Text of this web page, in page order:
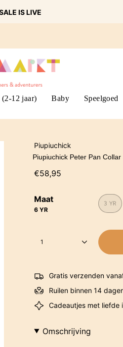
IS LIVE
(2-12 jaar) Baby Speelgoed
Piupiuchick
Piupiuchick Peter Pan
€58,95
Maat
6 YR
3 YR
1
Gratis verzenden
Ruilen binnen 14
Cadeautjes met liefde
Omschrijving